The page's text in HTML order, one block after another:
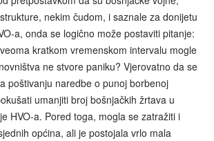
nekim čudom, i saznale za donijetu
a, onda se logično može postaviti pitanje:
kratkom vremenskom intervalu mogle
ne stvore paniku? Vjerovatno da se
poštivanju naredbe o punoj borbenoj
umanjiti broj bošnjačkih žrtava u
HVO-a. Pored toga, mogla se zatražiti i
općina, ali je postojala vrlo mala